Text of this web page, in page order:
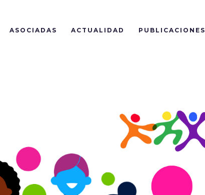
ASOCIADAS ACTUALIDAD PUBLICACIONES